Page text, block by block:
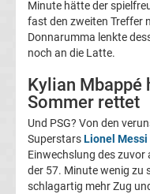
Lig
Fußball
UEFA
Youth
Minute hätte der
fast den zweiten Treffer
Donnarumma lenkte
noch an die Latte.
Kylian Mbappé
Sommer rettet
Und PSG? Von den
SuperstarsLionel Messi
Einwechslung des zuvor
der 57. Minute wenig zu
schlagartig mehr Zug